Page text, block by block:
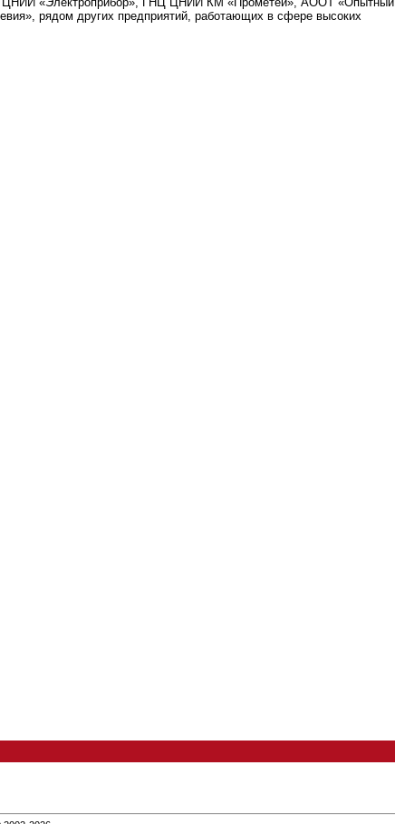
рядом других предприятий, работающих в сфере высоких